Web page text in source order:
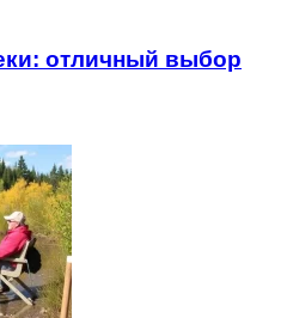
отличный выбор